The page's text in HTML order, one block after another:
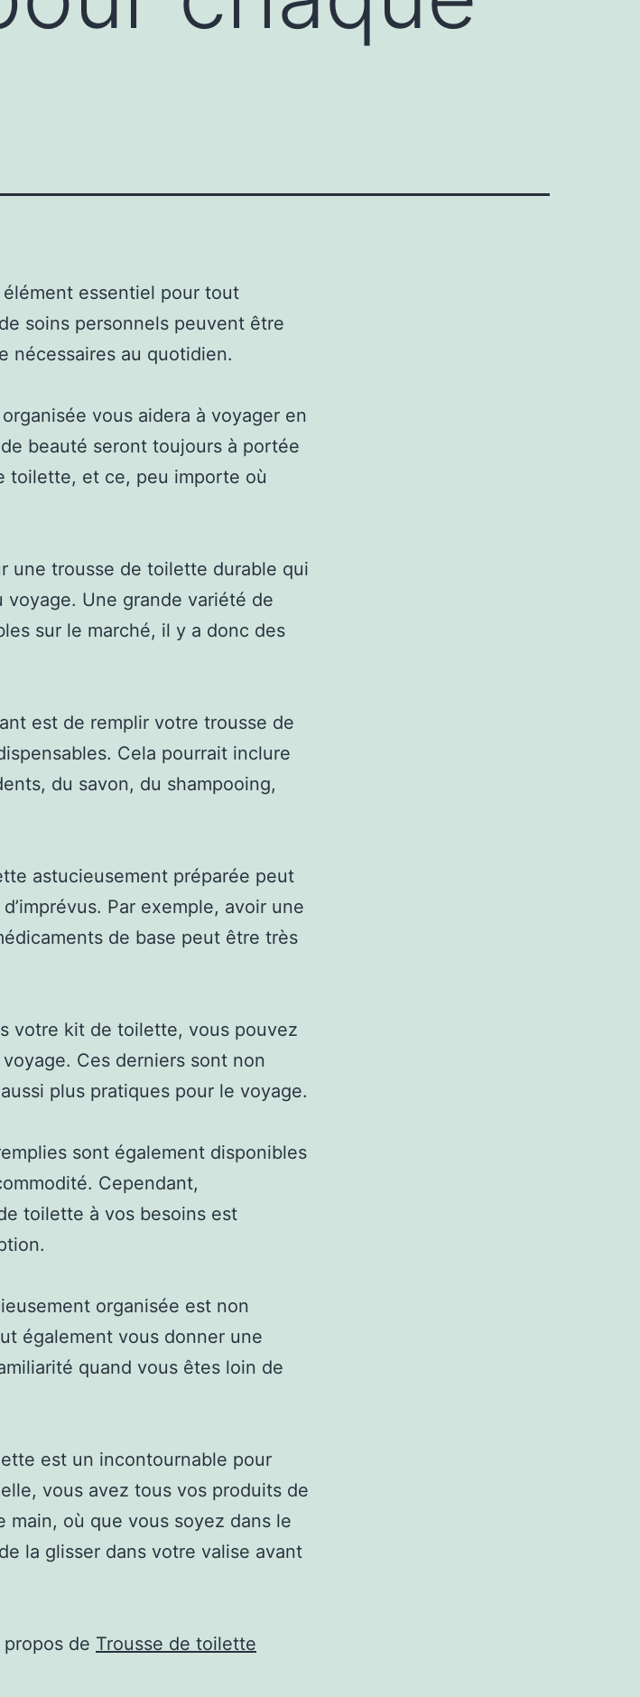
essentiel pour tout
soins personnels peuvent être
nécessaires au quotidien.
vous aidera à voyager en
beauté seront toujours à portée
toilette, et ce, peu importe où
une trousse de toilette durable qui
Une grande variété de
sur le marché, il y a donc des
est de remplir votre trousse de
Cela pourrait inclure
du savon, du shampooing,
astucieusement préparée peut
Par exemple, avoir une
de base peut être très
votre kit de toilette, vous pouvez
Ces derniers sont non
plus pratiques pour le voyage.
sont également disponibles
Cependant,
toilette à vos besoins est
organisée est non
également vous donner une
quand vous êtes loin de
est un incontournable pour
vous avez tous vos produits de
main, où que vous soyez dans le
la glisser dans votre valise avant
propos de Trousse de toilette